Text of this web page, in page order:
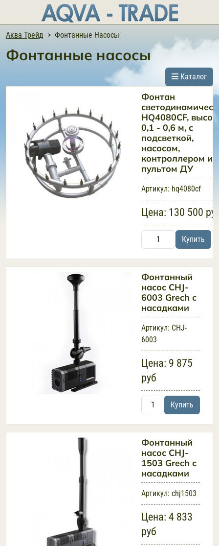
Аква Трейд Фонтанные Насосы
Фонтанные насосы
Каталог
Фонтан
HQ4080CF,
0,1 - 0,6 м, с
подсветкой,
насосом,
контроллером и
пультом ДУ
Артикул: hq4080cf
Цена: 130 500
Купить
Фонтанный
насос CHJ-
6003 Grech с
насадками
Артикул: CHJ-
6003
Цена: 9 875
руб
Купить
Фонтанный
насос CHJ-
1503 Grech с
насадками
Артикул: chj1503
Цена: 4 833
руб